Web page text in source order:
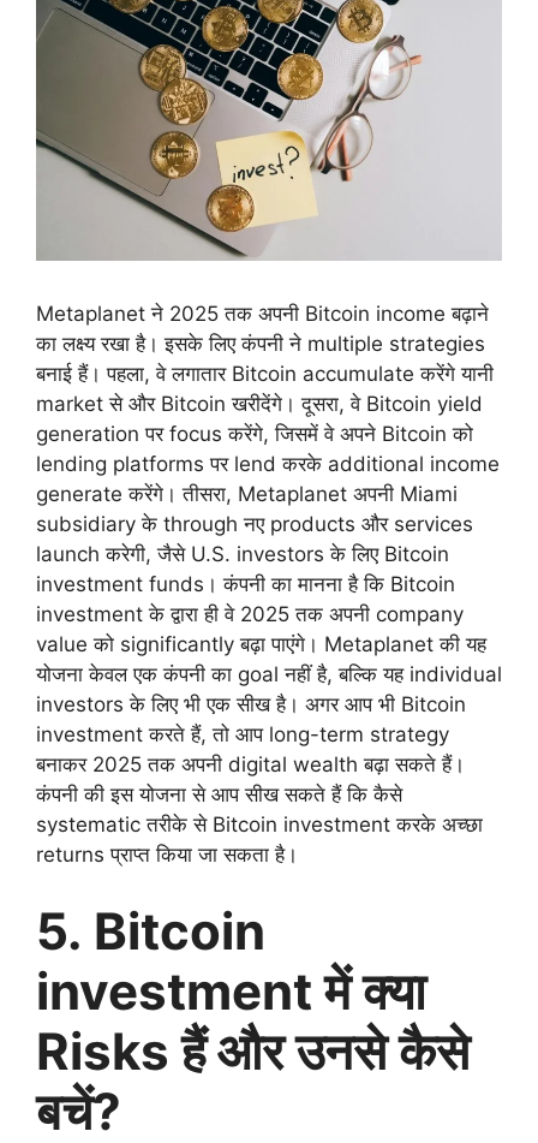
Metaplanet ने 2025 तक अपनी Bitcoin income बढ़ाने
का लक्ष्य रखा है। इसके लिए कंपनी ने multiple strategies
बनाई हैं। पहला, वे लगातार Bitcoin accumulate करेंगे यानी
market से और Bitcoin खरीदेंगे। दूसरा, वे Bitcoin yield
generation पर focus करेंगे, जिसमें वे अपने Bitcoin को
lending platforms पर lend करके additional income
generate करेंगे। तीसरा, Metaplanet अपनी Miami
subsidiary के through नए products और services
launch करेगी, जैसे U.S. investors के लिए Bitcoin
investment funds। कंपनी का मानना है कि Bitcoin
investment के द्वारा ही वे 2025 तक अपनी company
value को significantly बढ़ा पाएंगे। Metaplanet की यह
योजना केवल एक कंपनी का goal नहीं है, बल्कि यह individual
investors के लिए भी एक सीख है। अगर आप भी Bitcoin
investment करते हैं, तो आप long-term strategy
बनाकर 2025 तक अपनी digital wealth बढ़ा सकते हैं।
कंपनी की इस योजना से आप सीख सकते हैं कि कैसे
systematic तरीके से Bitcoin investment करके अच्छा
returns प्राप्त किया जा सकता है।
5. Bitcoin
investment में क्या
Risks हैं और उनसे कैसे
बचें?